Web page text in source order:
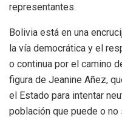
representantes.
Bolivia está en una
la vía democrática y el
o continua por el camino
figura de Jeanine Añez,
el Estado para intentar
población que puede o